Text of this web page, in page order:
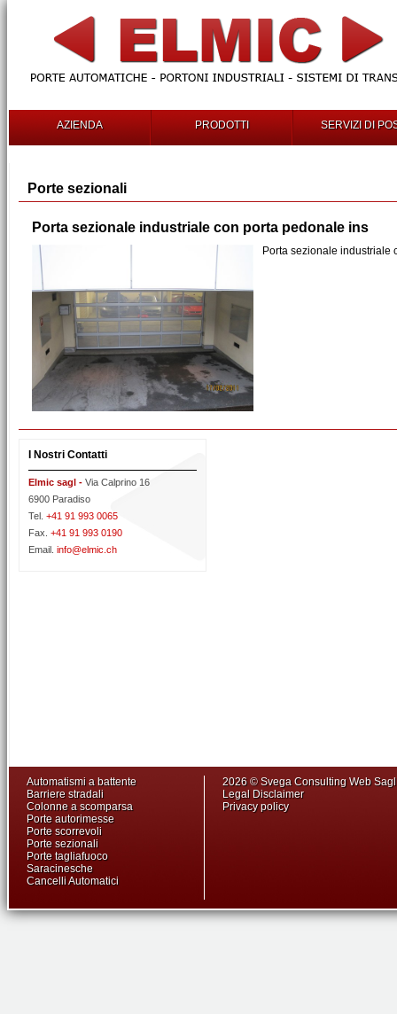
AZIENDA PRODOTTI SERVIZI DI
Porte sezionali
Porta sezionale industriale con porta pedonale ins
Porta sezionale industriale
I Nostri Contatti
Elmic sagl - Via Calprino 16
6900 Paradiso
Tel. +41 91 993 0065
Fax. +41 91 993 0190
Email. info@elmic.ch
Automatismi a battente
Barriere stradali
Colonne a scomparsa
Porte autorimesse
Porte scorrevoli
Porte sezionali
Porte tagliafuoco
Saracinesche
Cancelli Automatici
2026 © Svega Consulting Web
Legal Disclaimer
Privacy policy